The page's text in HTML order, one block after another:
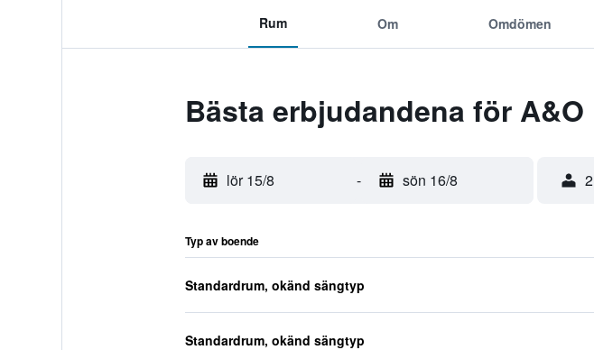
Rum Om Omdömen
Bästa erbjudandena för
lör 15/8 - sön 16/8
Typ av boende
Standardrum, okänd sängtyp
Standardrum, okänd sängtyp